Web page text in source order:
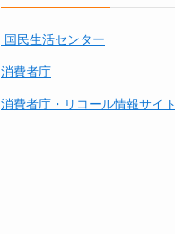
国民生活センター
消費者庁
消費者庁・リコール情報サイト